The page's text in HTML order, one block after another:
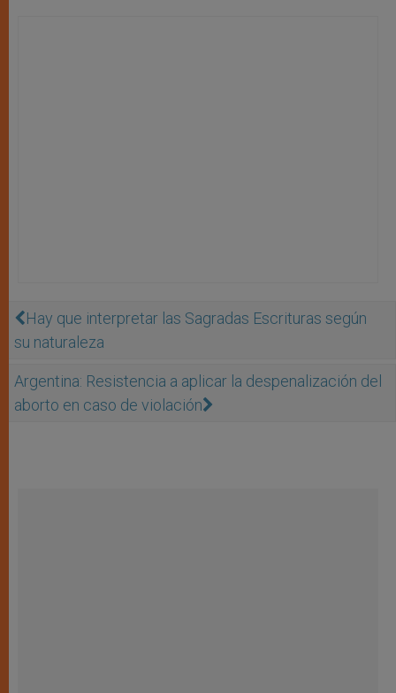
Hay que interpretar las Sagradas Escrituras según
su naturaleza
Argentina: Resistencia a aplicar la despenalización del
aborto en caso de violación